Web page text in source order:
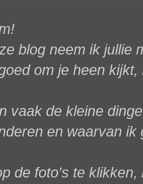
blog neem ik jullie
om je heen
vaak de kleine
en waarvan ik
de foto's te